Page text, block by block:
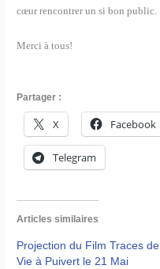
cœur rencontrer un si bon public.
Merci à tous!
Partager :
X Facebook
Telegram
Articles similaires
Projection du Film Traces de
Vie à Puivert le 21 Mai